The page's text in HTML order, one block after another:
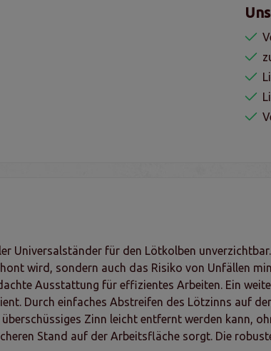
Universalständer für den Lötkolben
wird, sondern auch das Risiko von Unfällen
Ausstattung für effizientes Arbeiten. Ein
Durch einfaches Abstreifen des Lötzinns auf
Zinn leicht entfernt werden kann,
Stand auf der Arbeitsfläche sorgt. Die